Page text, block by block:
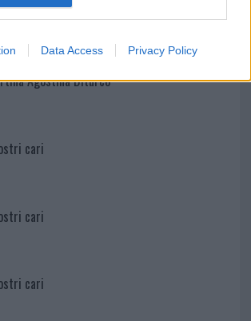
Data Access Privacy Policy
Pinna
Agostina Diturco
cari
cari
cari